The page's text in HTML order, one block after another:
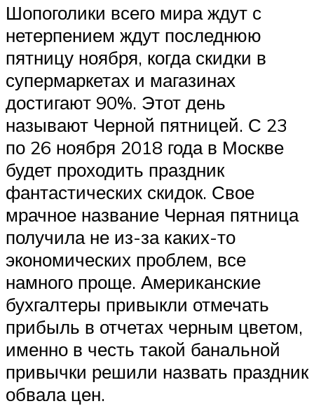
Шопоголики всего мира ждут с
нетерпением ждут последнюю
пятницу ноября, когда скидки в
супермаркетах и магазинах
достигают 90%. Этот день
называют Черной пятницей. С 23
по 26 ноября 2018 года в Москве
будет проходить праздник
фантастических скидок. Свое
мрачное название Черная пятница
получила не из-за каких-то
экономических проблем, все
намного проще. Американские
бухгалтеры привыкли отмечать
прибыль в отчетах черным цветом,
именно в честь такой банальной
привычки решили назвать праздник
обвала цен.